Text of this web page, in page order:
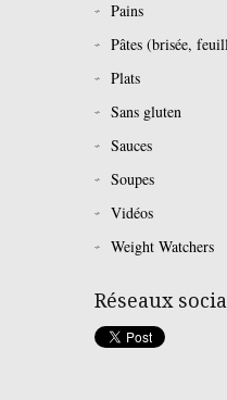
Pains
Pâtes (brisée,
Plats
Sans gluten
Sauces
Soupes
Vidéos
Weight Watchers
Réseaux